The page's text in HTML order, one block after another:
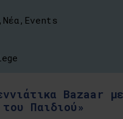
Bazaar
Παιδιού»
, Νέα , Events